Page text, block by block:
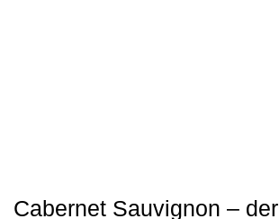
Cabernet Sauvignon – der